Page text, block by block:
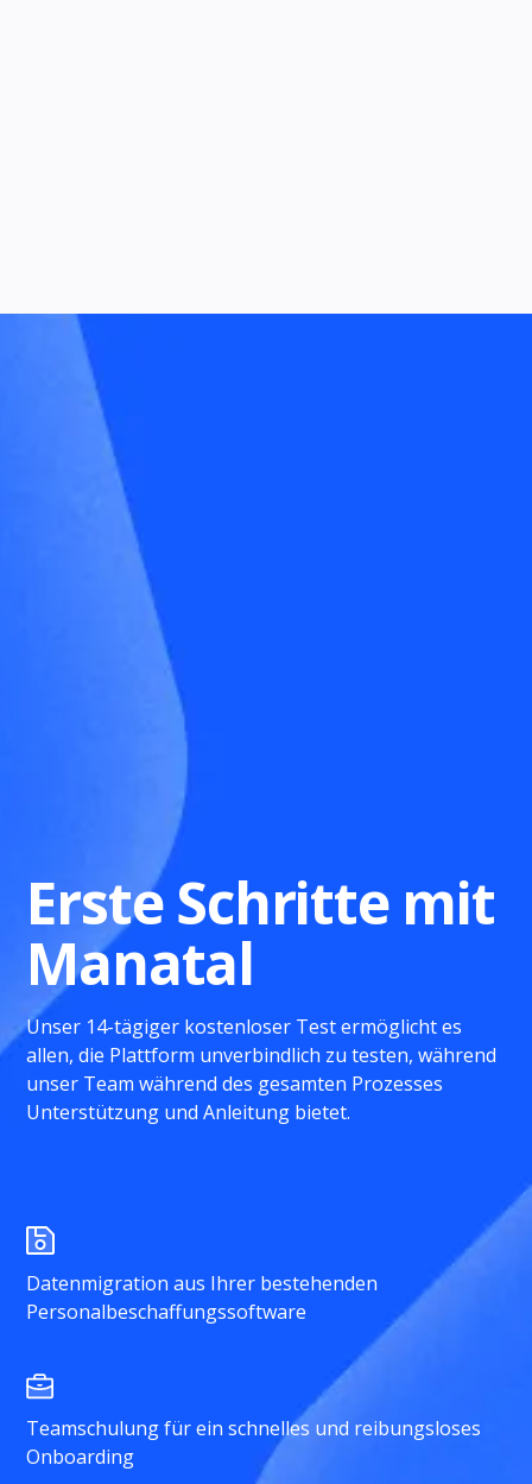
Erste Schritte mit
Manatal
Unser 14-tägiger kostenloser Test ermöglicht es
allen, die Plattform unverbindlich zu testen, während
unser Team während des gesamten Prozesses
Unterstützung und Anleitung bietet.
Datenmigration aus Ihrer bestehenden
Personalbeschaffungssoftware
Teamschulung für ein schnelles und reibungsloses
Onboarding